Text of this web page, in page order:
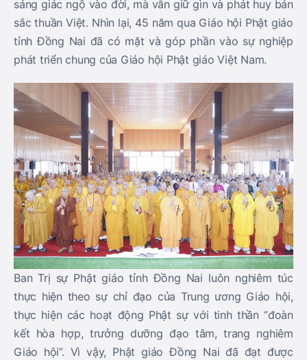
sáng giác ngộ vào đời, mà vẫn giữ gìn và phát huy bản
sắc thuần Việt. Nhìn lại, 45 năm qua Giáo hội Phật giáo
tỉnh Đồng Nai đã có mặt và góp phần vào sự nghiệp
phát triển chung của Giáo hội Phật giáo Việt Nam.
Ban Trị sự Phật giáo tỉnh Đồng Nai luôn nghiêm túc
thực hiện theo sự chỉ đạo của Trung ương Giáo hội,
thực hiện các hoạt động Phật sự với tinh thần “đoàn
kết hòa hợp, trưởng dưỡng đạo tâm, trang nghiêm
Giáo hội”. Vì vậy, Phật giáo Đồng Nai đã đạt được